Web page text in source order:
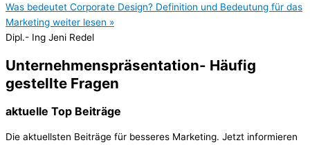
Was bedeutet Corporate Design? Definition und Bedeutung für das
Marketing weiter lesen »
Dipl.- Ing Jeni Redel
Unternehmenspräsentation- Häufig
gestellte Fragen
aktuelle Top Beiträge
Die aktuellsten Beiträge für besseres Marketing. Jetzt informieren